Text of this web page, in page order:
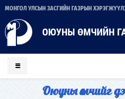
МОНГОЛ УЛСЫН ЗАСГИЙН ГАЗРЫН
ОЮУНЫ ӨМЧИЙН
Оюуны өмчийг